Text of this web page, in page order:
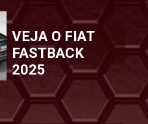
VEJA O FIAT
FASTBACK
2025